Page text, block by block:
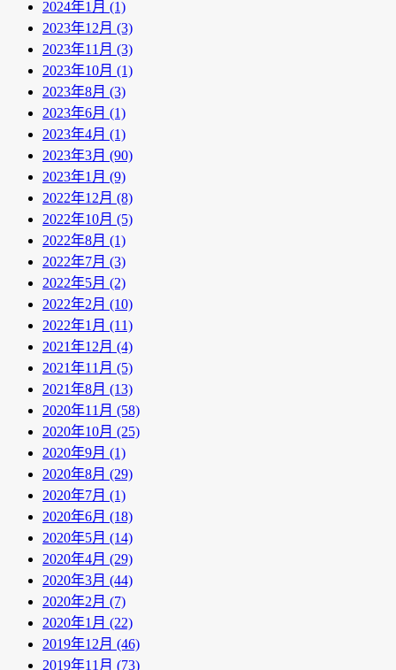
2024年1月 (1)
2023年12月 (3)
2023年11月 (3)
2023年10月 (1)
2023年8月 (3)
2023年6月 (1)
2023年4月 (1)
2023年3月 (90)
2023年1月 (9)
2022年12月 (8)
2022年10月 (5)
2022年8月 (1)
2022年7月 (3)
2022年5月 (2)
2022年2月 (10)
2022年1月 (11)
2021年12月 (4)
2021年11月 (5)
2021年8月 (13)
2020年11月 (58)
2020年10月 (25)
2020年9月 (1)
2020年8月 (29)
2020年7月 (1)
2020年6月 (18)
2020年5月 (14)
2020年4月 (29)
2020年3月 (44)
2020年2月 (7)
2020年1月 (22)
2019年12月 (46)
2019年11月 (73)